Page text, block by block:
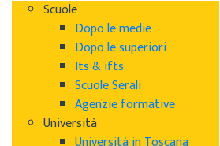
Scuole
Dopo le medie
Dopo le superiori
Its & ifts
Scuole Serali
Agenzie formative
Università